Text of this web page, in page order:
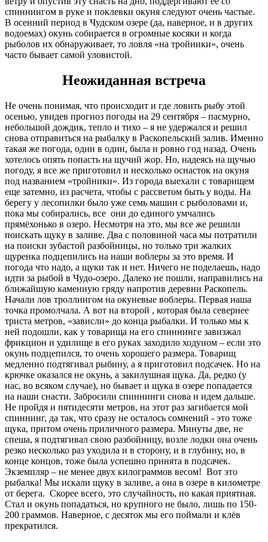
спиннингом в руке и поклевки окуня следуют очень частые.
В осенний период в Чудском озере (да, наверное, и в других
водоемах) окунь собирается в огромные косяки и когда
рыболов их обнаруживает, то ловля «на тройники», очень
часто бывает самой уловистой.
Неожиданная встреча
Не очень понимая, что происходит и где ловить рыбу этой
осенью, увидев прогноз погоды на 29 сентября – пасмурно,
небольшой дождик, тепло и тихо – я не удержался и решил
снова отправиться на рыбалку в Раскопельский залив. Именно
такая же погода, один в один, была и ровно год назад. Очень
хотелось опять попасть на щучий жор. Но, надеясь на щучью
погоду, я все же приготовил и несколько оснасток на окуня
под названием «тройники». Из города выехали с товарищем
еще затемно, из расчета, чтобы с рассветом быть у воды. На
берегу у лесопилки было уже семь машин с рыболовами и,
пока мы собирались, все они до единого умчались
прямёхонько в озеро. Несмотря на это, мы все же решили
поискать щуку в заливе. Два с половиной часа мы потратили
на поиски зубастой разбойницы, но только три жалких
щуренка подцепились на наши воблеры за это время. И
погода что надо, а щуки так и нет. Ничего не поделаешь, надо
идти за рыбой в Чудо-озеро. Далеко не пошли, направились на
ближайшую каменную гряду напротив деревни Раскопель.
Начали лов троллингом на окуневые воблеры. Первая наша
точка промолчала. А вот на второй , которая была севернее
триста метров, «зависли» до конца рыбалки. И только мы к
ней подошли, как у товарища на его спиннинге завизжал
фрикцион и удилище в его руках заходило ходуном – если это
окунь подцепился, то очень хорошего размера. Товарищ
медленно подтягивал рыбину, а я приготовил подсачек. Но на
крючке оказался не окунь, а закилушная щука. Да, редко (у
нас, во всяком случае), но бывает и щука в озере попадается
на наши снасти. Забросили спиннинги снова и идем дальше.
Не пройдя и пятидесяти метров, на этот раз загибается мой
спиннинг, да так, что сразу не осталось сомнений - это тоже
щука, притом очень приличного размера. Минуты две, не
спеша, я подтягивал свою разбойницу, возле лодки она очень
резко несколько раз уходила и в сторону, и в глубину, но, в
конце концов, тоже была успешно принята в подсачек.
Экземпляр – не менее двух килограммов весом! Вот это
рыбалка! Мы искали щуку в заливе, а она в озере в километре
от берега. Скорее всего, это случайность, но какая приятная.
Стал и окунь попадаться, но крупного не было, лишь по 150-
200 граммов. Наверное, с десяток мы его поймали и клёв
прекратился.